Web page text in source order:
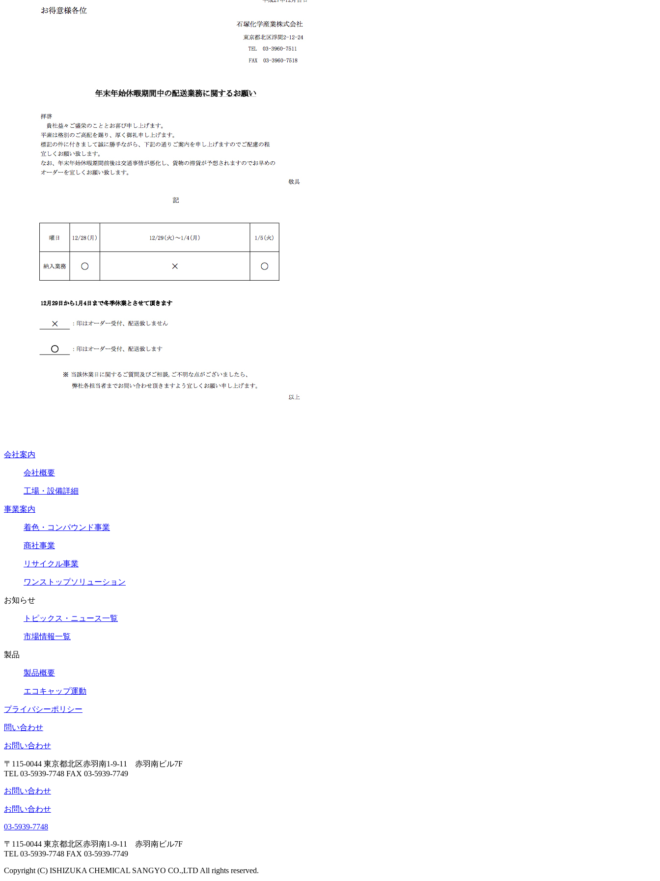
会社案内
会社概要
工場・設備詳細
事業案内
着色・コンパウンド事業
商社事業
リサイクル事業
ワンストップソリューション
お知らせ
トピックス・ニュース一覧
市場情報一覧
製品
製品概要
エコキャップ運動
プライバシーポリシー
問い合わせ
お問い合わせ
〒115-0044 東京都北区赤羽南1-9-11 赤羽南ビル7F
TEL 03-5939-7748 FAX 03-5939-7749
お問い合わせ
お問い合わせ
03-5939-7748
〒115-0044 東京都北区赤羽南1-9-11 赤羽南ビル7F
TEL 03-5939-7748 FAX 03-5939-7749
Copyright (C) ISHIZUKA CHEMICAL SANGYO CO.,LTD All rights reserved.